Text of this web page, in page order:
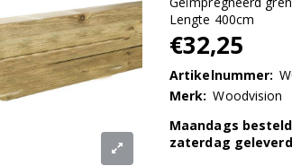
Lengte 400cm
€32,25
Artikelnummer:
Merk: Woodvision
Maandags
zaterdag geleverd